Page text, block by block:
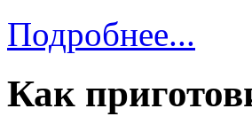
Подробнее...
Как